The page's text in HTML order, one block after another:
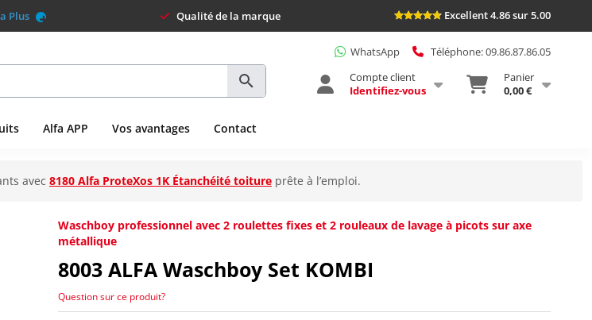
Plus Qualité de la marque Excellent 4.86 sur 5.00
WhatsApp
Téléphone: 09.86.87.86.05
Compte client
Identifiez-vous
Panier
0,00 €
Alfa APP Vos avantages Contact
avec 8180 Alfa ProteXos 1K Étanchéité toiture prête à l’emploi.
Waschboy professionnel avec 2 roulettes fixes et 2 rouleaux de lavage à picots sur axe
métallique
8003 ALFA Waschboy Set KOMBI
Question sur ce produit?